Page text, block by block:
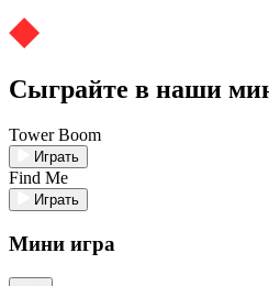
Сыграйте в наши
Tower Boom
Играть
Find Me
Играть
Мини игра